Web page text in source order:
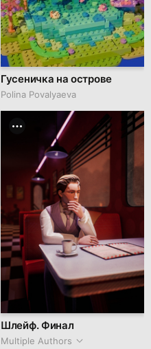
Гусеничка на острове
Polina Povalyaeva
Шлейф. Финал
Multiple Authors